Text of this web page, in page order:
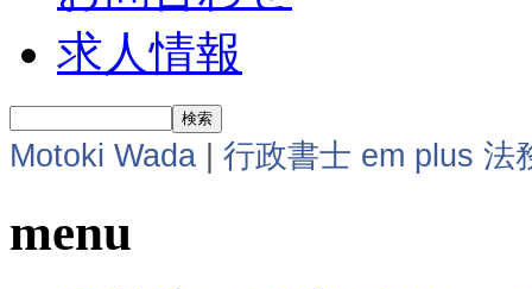
求人情報
Motoki Wada 行政書士 em plus 法
menu